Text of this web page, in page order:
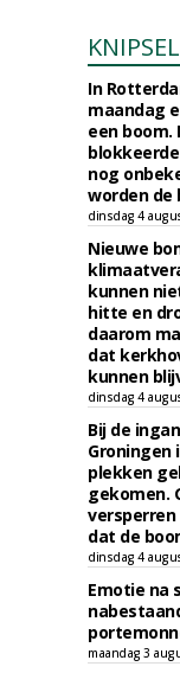
In
maandag
een boom.
nog
worden de
dinsdag 4
Nieuwe
kunnen
hitte en
daarom
dat
kunnen
dinsdag 4
Bij de
Groningen
plekken
gekomen.
dat de
dinsdag 4
Emotie na
maandag 3